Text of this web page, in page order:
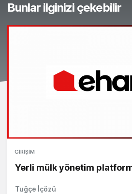
Bunlar ilginizi çekebilir
GIRIŞIM
Yerli mülk yönetim
Tuğçe İçözü